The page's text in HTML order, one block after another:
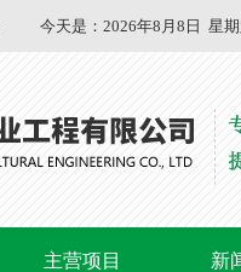
今天是： 2026年8月8日 星
主营项目 新